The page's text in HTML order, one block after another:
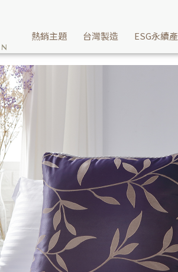
Washcan瓦士肯家飾推薦您五星等級
熱銷主題 台灣製造 ESG永續